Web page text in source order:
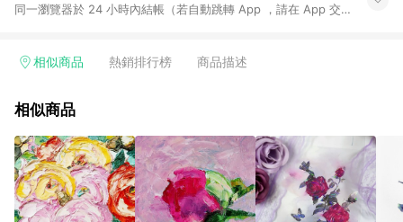
同一瀏覽器於 24 小時內結帳（若自動跳轉 App ，請在 App 交
回饋訂單不得享有 Pinkoi 站方優惠，例如首購優惠，P coins，
行為，不具贈點資格，部分退款不在此限。 6. APP 請更新至
貨後 45 天後發送。 8. 群眾募資商品，禮物卡，開館保證金，補
運費，攤位費等不具贈點資格。 9. LINE 購物站上之商品規格、
顏色、價位、贈品如與 Pinkoi 商品資訊頁及購物車不符，以
Pinkoi 購物商品資訊頁及購物車標示為準。 10. 點數紅包使用規
則請以點數紅包活動說明為準。 11. 若於 LINE 購物前往 Pinkoi
相似商品 熱銷排行榜 商品描述
相似商品